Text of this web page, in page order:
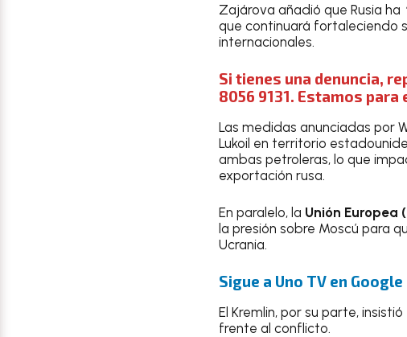
Zajárova añadió que Rusia ha
que continuará fortaleciendo
internacionales.
Si tienes una denuncia,
8056 9131. Estamos
Las medidas anunciadas por
Lukoil en territorio
ambas petroleras, lo que
exportación rusa.
En paralelo, la Unión Europea
la presión sobre Moscú para
Ucrania.
Sigue a Uno TV en
El Kremlin, por su parte,
frente al conflicto.